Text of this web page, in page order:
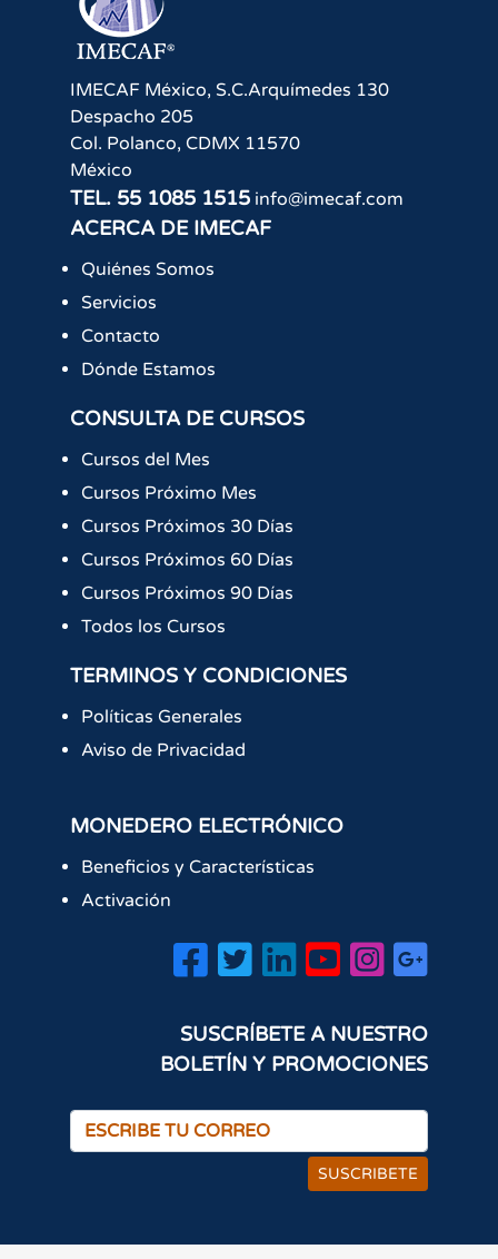
IMECAF México, S.C.Arquímedes 130
Despacho 205
Col. Polanco, CDMX 11570
México
TEL. 55 1085 1515 info@imecaf.com
ACERCA DE IMECAF
Quiénes Somos
Servicios
Contacto
Dónde Estamos
CONSULTA DE CURSOS
Cursos del Mes
Cursos Próximo Mes
Cursos Próximos 30 Días
Cursos Próximos 60 Días
Cursos Próximos 90 Días
Todos los Cursos
TERMINOS Y CONDICIONES
Políticas Generales
Aviso de Privacidad
MONEDERO ELECTRÓNICO
Beneficios y Características
Activación
SUSCRÍBETE A NUESTRO
BOLETÍN Y PROMOCIONES
SUSCRIBETE